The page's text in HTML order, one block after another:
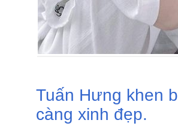
Tuấn Hưng khen
càng xinh đẹp.